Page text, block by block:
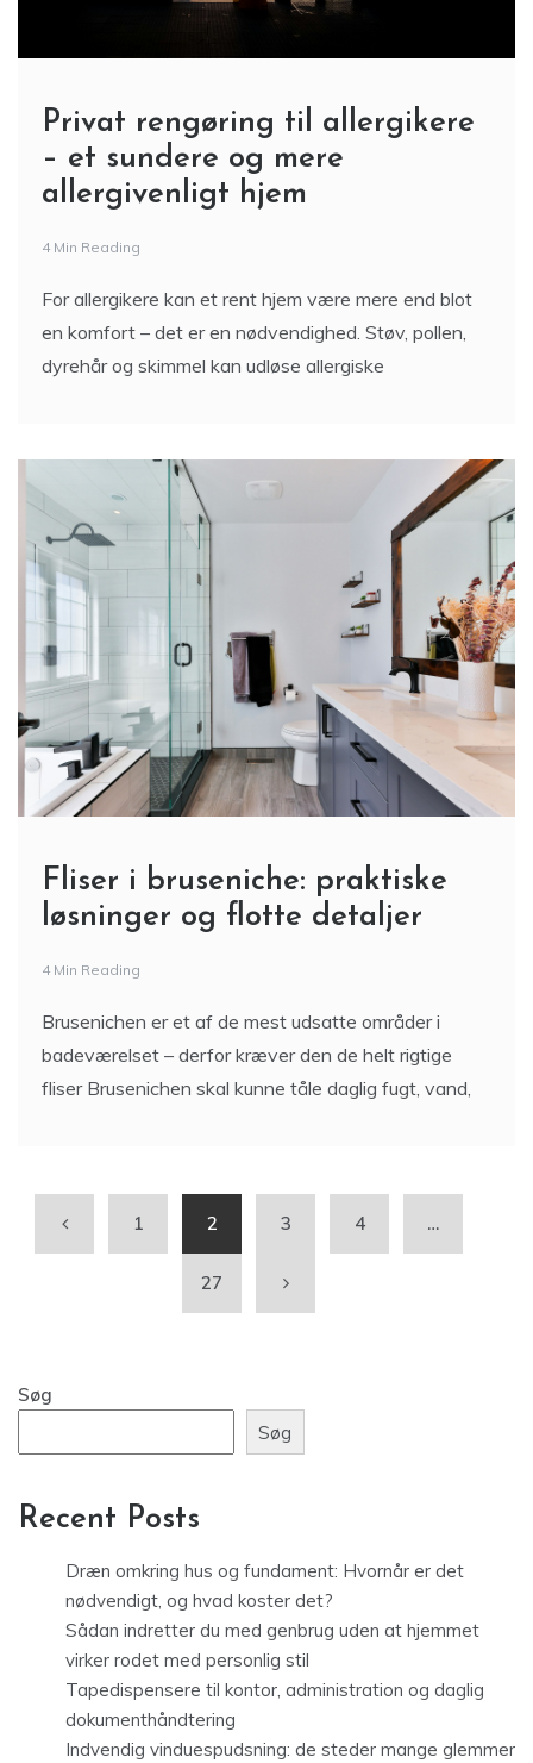
Privat rengøring til allergikere
– et sundere og mere
allergivenligt hjem
4 Min Reading
For allergikere kan et rent hjem være mere end blot
en komfort – det er en nødvendighed. Støv, pollen,
dyrehår og skimmel kan udløse allergiske
Fliser i bruseniche: praktiske
løsninger og flotte detaljer
4 Min Reading
Brusenichen er et af de mest udsatte områder i
badeværelset – derfor kræver den de helt rigtige
fliser Brusenichen skal kunne tåle daglig fugt, vand,
1 2 3 4 …
27
Søg
Søg
Recent Posts
Dræn omkring hus og fundament: Hvornår er det
nødvendigt, og hvad koster det?
Sådan indretter du med genbrug uden at hjemmet
virker rodet med personlig stil
Tapedispensere til kontor, administration og daglig
dokumenthåndtering
Indvendig vinduespudsning: de steder mange glemmer